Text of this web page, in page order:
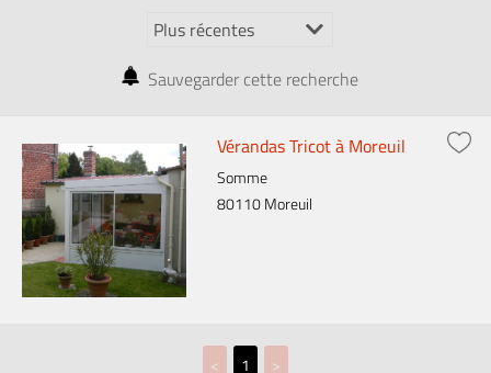
Sauvegarder cette recherche
Vérandas Tricot à Moreuil
Somme
80110 Moreuil
< 1 >